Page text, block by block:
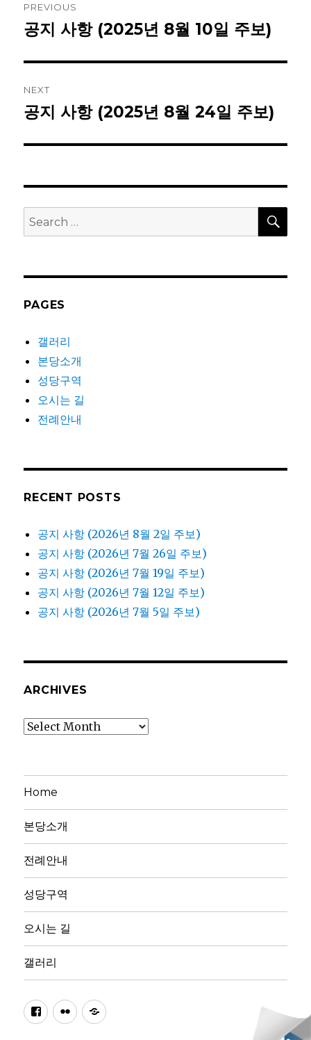
navigation
PREVIOUS
Previous
공지 사항 (2025년 8월 10일 주보)
NEXT
Next
공지 사항 (2025년 8월 24일 주보)
Search
for:
PAGES
갤러리
본당소개
성당구역
오시는 길
전례안내
RECENT POSTS
공지 사항 (2026년 8월 2일 주보)
공지 사항 (2026년 7월 26일 주보)
공지 사항 (2026년 7월 19일 주보)
공지 사항 (2026년 7월 12일 주보)
공지 사항 (2026년 7월 5일 주보)
ARCHIVES
Archives
Home
본당소개
전례안내
성당구역
오시는 길
갤러리
페
플
다